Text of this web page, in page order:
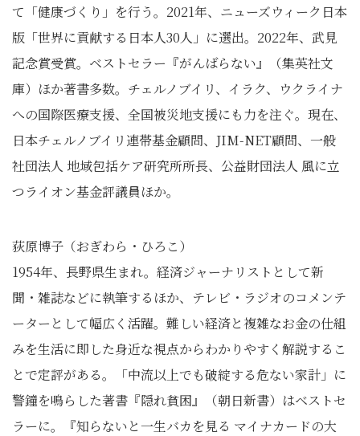
て「健康づくり」を行う。2021年、ニューズウィーク日本
版「世界に貢献する日本人30人」に選出。2022年、武見
記念賞受賞。ベストセラー『がんばらない』（集英社文
庫）ほか著書多数。チェルノブイリ、イラク、ウクライナ
への国際医療支援、全国被災地支援にも力を注ぐ。現在、
日本チェルノブイリ連帯基金顧問、JIM-NET顧問、一般
社団法人 地域包括ケア研究所所長、公益財団法人 風に立
つライオン基金評議員ほか。
荻原博子（おぎわら・ひろこ）
1954年、長野県生まれ。経済ジャーナリストとして新
聞・雑誌などに執筆するほか、テレビ・ラジオのコメンテ
ーターとして幅広く活躍。難しい経済と複雑なお金の仕組
みを生活に即した身近な視点からわかりやすく解説するこ
とで定評がある。「中流以上でも破綻する危ない家計」に
警鐘を鳴らした著書『隠れ貧困』（朝日新書）はベストセ
ラーに。『知らないと一生バカを見る マイナカードの大